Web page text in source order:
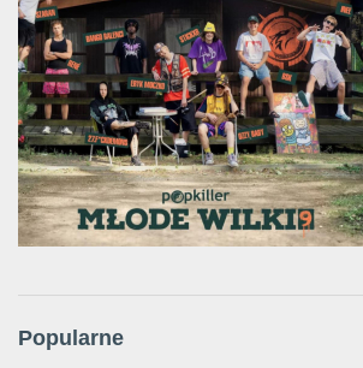
Popularne